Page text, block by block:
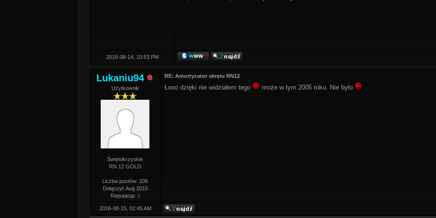
2016-08-14, 10:53 PM
Lukaniu94
Użytkownik
Świętokrzyskie
RN 12 GOLD
Liczba postów: 206
Dołączył: Aug 2015
Reputacja: 0
RE: Amortyzator skrętu RN12
Łooo dzięki nie widziałem tego może w tym 2005 roku. Nie było
2016-08-15, 02:45 AM